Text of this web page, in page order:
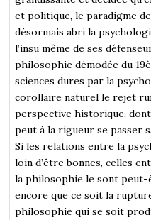
et politique, le paradigme
désormais abri la
l’insu même de ses
philosophie démodée du
sciences dures par la
corollaire naturel le rejet
perspective historique,
peut à la rigueur se passer
Si les relations entre la
loin d’être bonnes, celles
la philosophie le sont peut-
encore que ce soit la
philosophie qui se soit